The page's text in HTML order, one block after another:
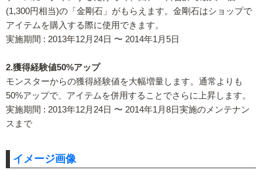
(1,300円相当)の「金剛石」がもらえます。金剛石はショップで
アイテムを購入する際に使用できます。
実施期間 : 2013年12月24日 〜 2014年1月5日
2.獲得経験値50%アップ
モンスターからの獲得経験値を大幅増量します。通常よりも
50%アップで、アイテムを併用することでさらに上昇します。
実施期間 : 2013年12月24日 〜 2014年1月8日実施のメンテナン
スまで
イメージ画像